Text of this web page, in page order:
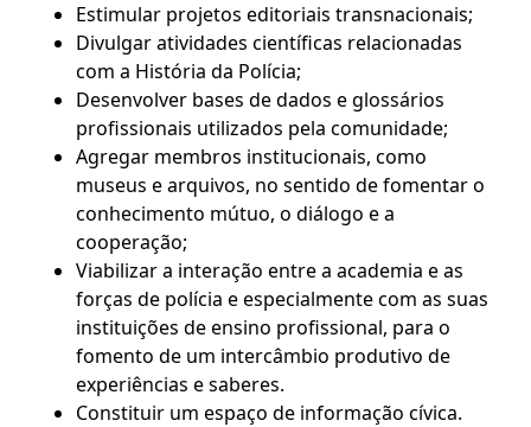
Estimular projetos editoriais transnacionais;
Divulgar atividades científicas relacionadas
com a História da Polícia;
Desenvolver bases de dados e glossários
profissionais utilizados pela comunidade;
Agregar membros institucionais, como
museus e arquivos, no sentido de fomentar o
conhecimento mútuo, o diálogo e a
cooperação;
Viabilizar a interação entre a academia e as
forças de polícia e especialmente com as suas
instituições de ensino profissional, para o
fomento de um intercâmbio produtivo de
experiências e saberes.
Constituir um espaço de informação cívica.